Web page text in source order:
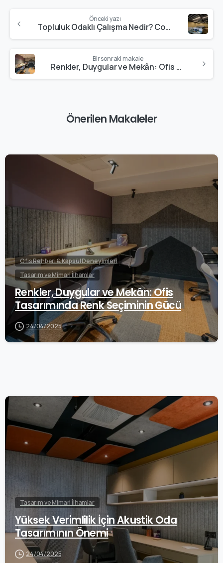
Önceki yazı
Topluluk Odaklı Çalışma Nedir? Co-Working Alanlarının Yeni Rolü
Bir sonraki makale
Renkler, Duygular ve Mekân: Ofis Tasarımında Renk Seçiminin Gücü
Önerilen Makaleler
Ofis Rehberi & Kapsül Deneyimleri
Tasarım ve Mimari İlhamlar
Renkler, Duygular ve Mekân: Ofis
Tasarımında Renk Seçiminin Gücü
24/04/2025
0
Tasarım ve Mimari İlhamlar
Yüksek Verimlilik İçin Akustik Oda
Tasarımının Önemi
24/04/2025